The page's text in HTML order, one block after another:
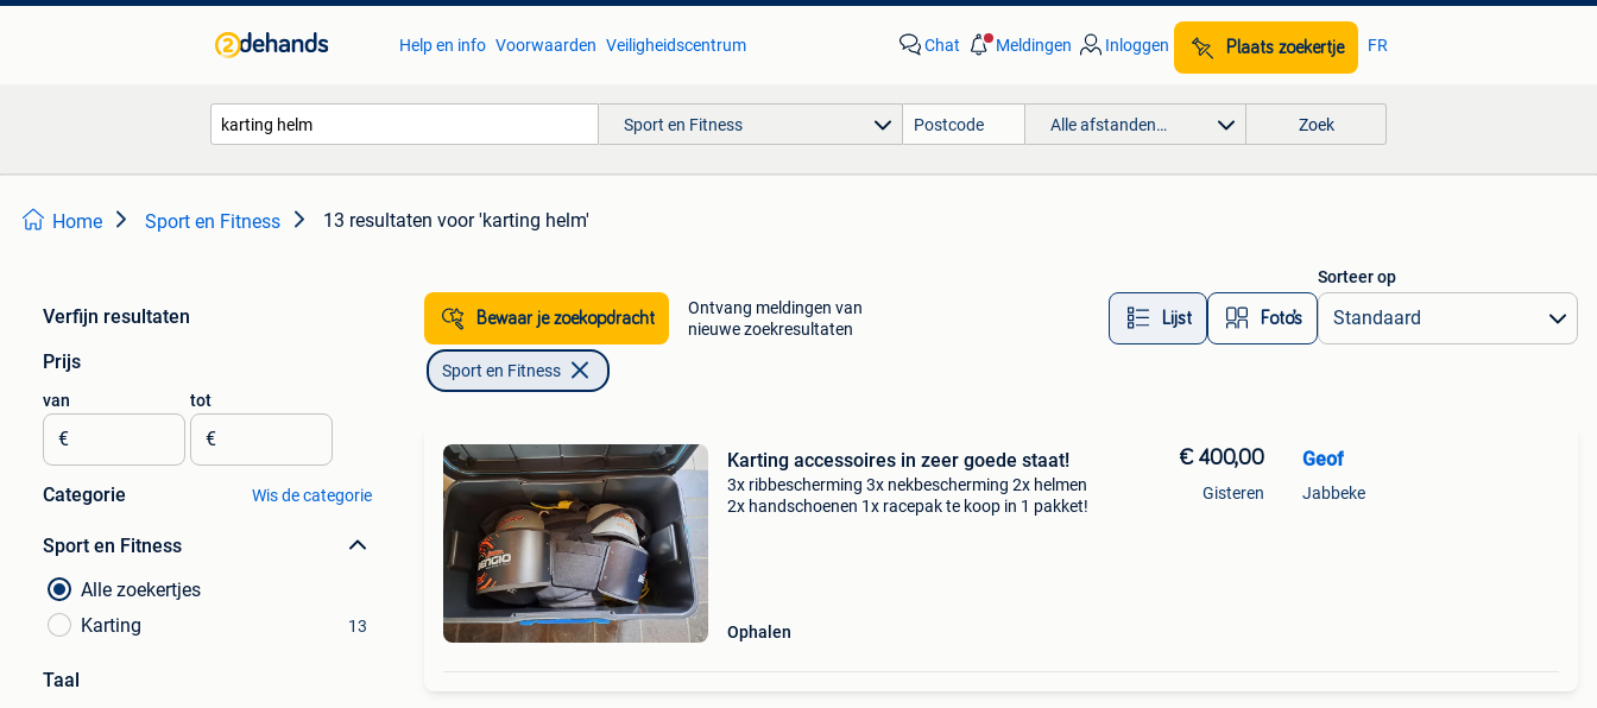
Help en info Voorwaarden Veiligheidscentrum Chat Meldingen Inloggen Plaats zoekertje FR
Sport en Fitness Alle afstanden… Zoek
Home Sport en Fitness 13 resultaten voor 'karting helm'
Verfijn resultaten
Prijs
van
€
tot
€
Categorie Wis de categorie
Sport en Fitness
Alle zoekertjes
Karting
13
Taal
Bewaar je zoekopdracht
Ontvang meldingen van
nieuwe zoekresultaten
Lijst Foto’s
Sorteer op
Sport en Fitness
Karting accessoires in zeer goede staat!
3x ribbescherming 3x nekbescherming 2x helmen
2x handschoenen 1x racepak te koop in 1 pakket!
Ophalen
€ 400,00
Gisteren
Geof
Jabbeke